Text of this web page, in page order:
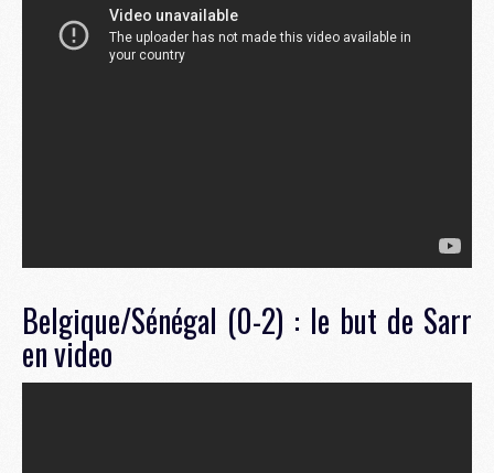
Belgique/Sénégal (0-2) : le but de Sarr
en video